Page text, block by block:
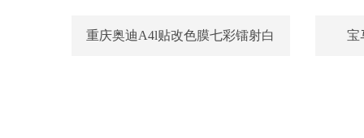
重庆奥迪A4l贴改色膜七彩镭射白 宝